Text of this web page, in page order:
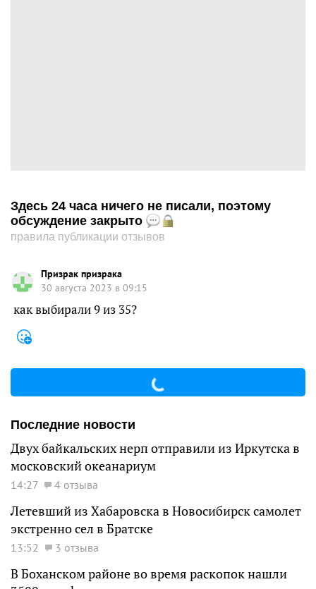
Здесь 24 часа ничего не писали, поэтому
обсуждение закрыто
правила публикации отзывов
Призрак призрака
30 августа 2023 в 09:15
как выбирали 9 из 35?
Последние новости
Двух байкальских нерп отправили из Иркутска в
московский океанариум
14:27 4 отзыва
Летевший из Хабаровска в Новосибирск самолет
экстренно сел в Братске
13:52 3 отзыва
В Боханском районе во время раскопок нашли